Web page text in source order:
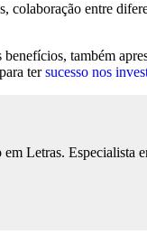
colaboração entre
também
tersucesso nos
Letras. Especialista